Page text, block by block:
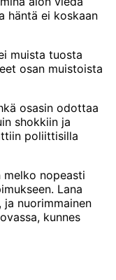
häntä ei koskaan
muista tuosta
osan muistoista
osasin odottaa
shokkiin ja
poliittisilla
melko nopeasti
Lana
ja nuorimmainen
kunnes